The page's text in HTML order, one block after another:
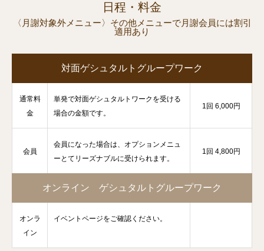
日程・料金
〈月謝対象外メニュー〉その他メニューで月謝会員には割引
適用あり
対面ゲシュタルトグループワーク
通常料
金
単発で対面ゲシュタルトワークを受ける
場合の金額です。
1回 6,000円
会員
会員になった場合は、オプションメニュ
ーとてリーズナブルに受けられます。
1回 4,800円
オンライン ゲシュタルトグループワーク
オンラ
イン
イベントページをご確認ください。